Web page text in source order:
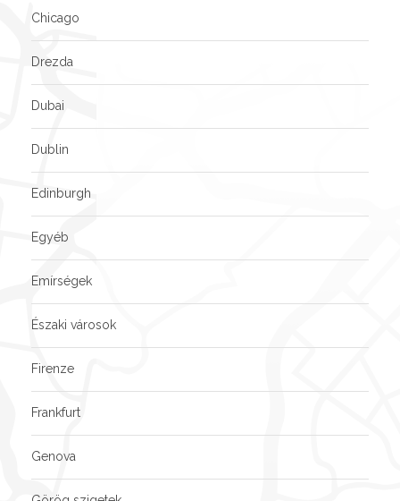
Chicago
Drezda
Dubai
Dublin
Edinburgh
Egyéb
Emírségek
Északi városok
Firenze
Frankfurt
Genova